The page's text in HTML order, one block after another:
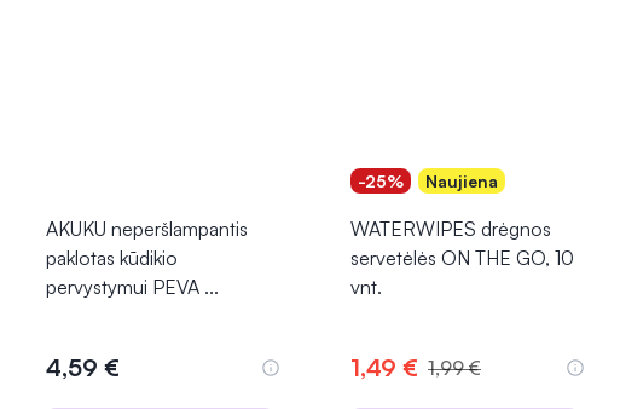
AKUKU neperšlampantis
paklotas kūdikio
pervystymui PEVA ...
4,59 €
-25% Naujiena
WATERWIPES drėgnos
servetėlės ON THE GO, 10
vnt.
1,49 € 1,99 €